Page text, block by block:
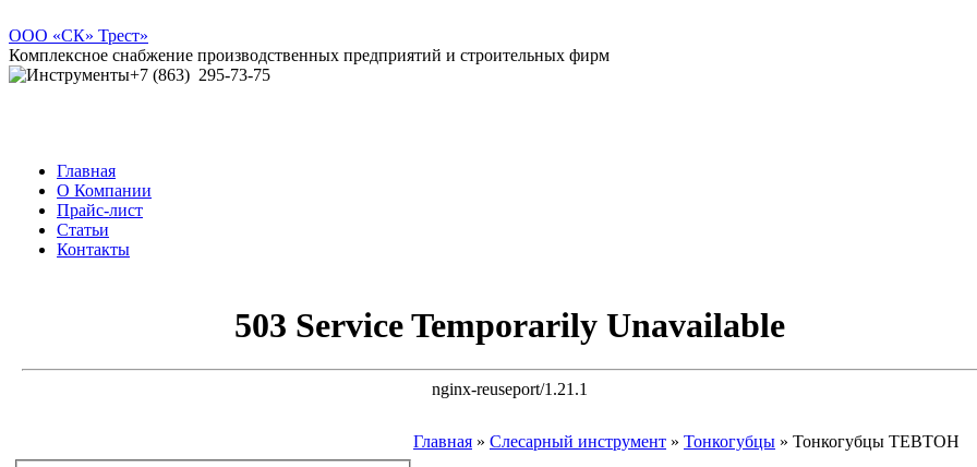
ООО «СК» Трест»
Комплексное снабжение производственных предприятий и строительных фирм
+7 (863) 295-73-75
Главная
О Компании
Прайс-лист
Статьи
Контакты
Главная » Слесарный инструмент » Тонкогубцы » Тонкогубцы ТЕВТОН